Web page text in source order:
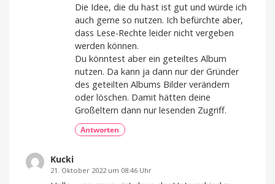
Die Idee, die du hast ist gut und würde ich
auch gerne so nutzen. Ich befürchte aber,
dass Lese-Rechte leider nicht vergeben
werden können.
Du könntest aber ein geteiltes Album
nutzen. Da kann ja dann nur der Gründer
des geteilten Albums Bilder verändern
oder löschen. Damit hätten deine
Großeltern dann nur lesenden Zugriff.
Antworten
Kucki
21. Oktober 2022 um 08:46 Uhr